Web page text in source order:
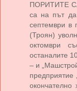
ПОРИТИТЕ
са на път
септември в
(Троян)
октомври
останалите
– и
предприятие